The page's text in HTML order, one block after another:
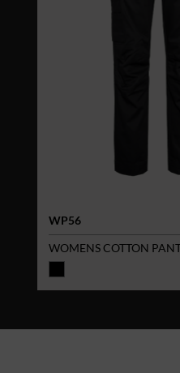
WP56
WOMENS COTTON